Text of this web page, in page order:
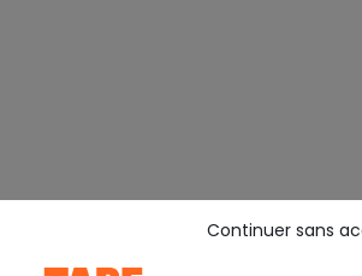
Continuer sans